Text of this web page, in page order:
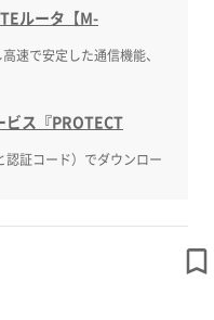
ルータ【M-
速で安定した通信機能、
ビス『PROTECT
認証コード）でダウンロー